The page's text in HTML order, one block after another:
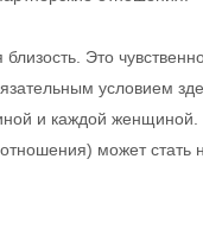
Это
условием
и каждой женщиной.
может